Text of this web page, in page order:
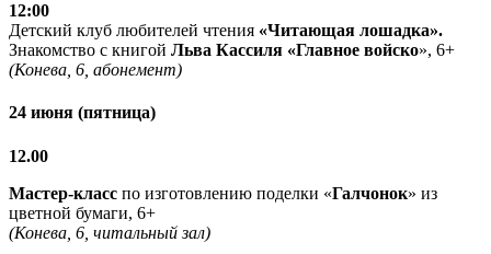
12:00
Детский клуб любителей чтения «Читающая лошадка».
Знакомство с книгой Льва Кассиля «Главное войско», 6+
(Конева, 6, абонемент)
24 июня (пятница)
12.00
Мастер-класс по изготовлению поделки «Галчонок» из
цветной бумаги, 6+
(Конева, 6, читальный зал)